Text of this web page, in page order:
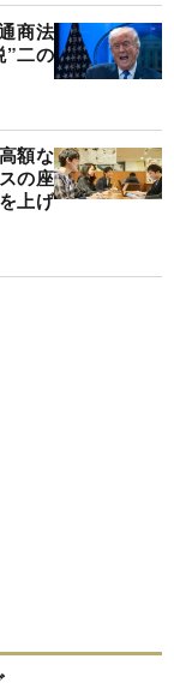
商法
”二の
額な
の座
上げ